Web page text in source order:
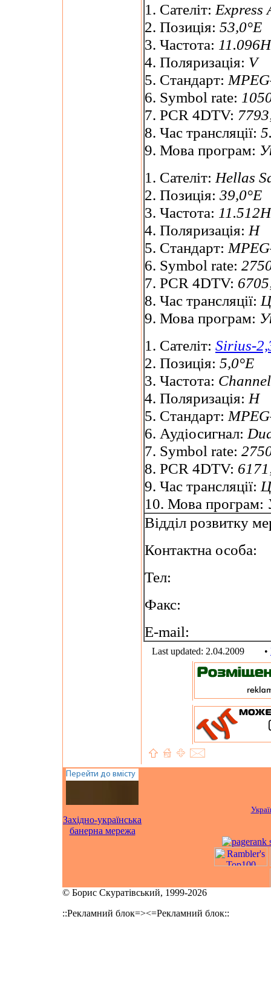
1. Сателіт: Express
2. Позиція: 53,0°E
3. Частота:
4. Поляризація: V
5. Стандарт:
6. Symbol rate:
7. PCR 4DTV:
8. Час трансляції:
9. Мова програм:
1. Сателіт: Hellas
2. Позиція: 39,0°E
3. Частота:
4. Поляризація: H
5. Стандарт:
6. Symbol rate:
7. PCR 4DTV:
8. Час трансляції:
9. Мова програм:
1. Сателіт: Sirius-
2. Позиція: 5,0°E
3. Частота:
4. Поляризація: H
5. Стандарт:
6. Аудіосигнал:
7. Symbol rate:
8. PCR 4DTV:
9. Час трансляції:
10. Мова програм:
Відділ розвитку
Контактна особа:
Тел:
Факс:
E-mail:
Last updated: 2.04.2009 •
Західно-українська
банерна мережа
© Борис Скуратівський, 1999-2026
::Рекламний блок=><=Рекламний блок::